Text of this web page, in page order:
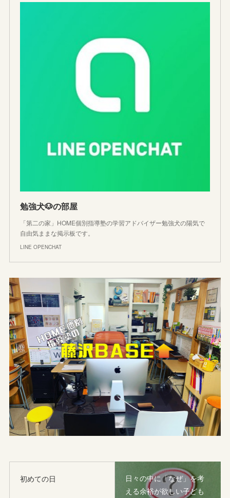
勉強犬🐶の部屋
「第二の家」HOME個別指導塾の学習アドバイザー勉強犬の陽気で
自由気ままな掲示板です。
LINE OPENCHAT
初めての日
日々の中に「なぜ」を考
える余裕が欲しい子ども